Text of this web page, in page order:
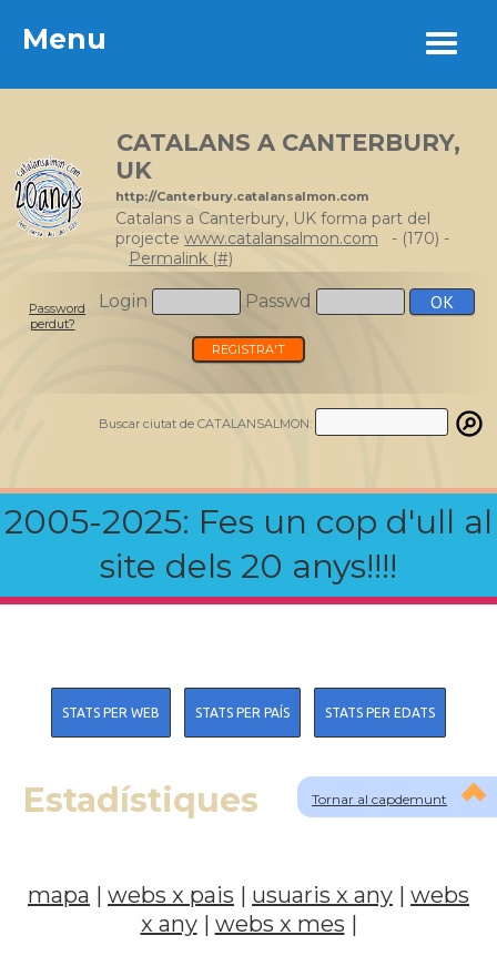
Menu
CATALANS A CANTERBURY,
UK
http://Canterbury.catalansalmon.com
Catalans a Canterbury, UK forma part del
projecte www.catalansalmon.com - (170) -
Permalink (#)
Login Passwd
Password
perdut?
REGISTRA'T
Buscar ciutat de CATALANSALMON:
2005-2025: Fes un cop d'ull al
site dels 20 anys!!!!
Menu
Tornar al capdemunt
STATS PER WEB STATS PER PAÍS STATS PER EDATS
Estadístiques
mapa | webs x pais | usuaris x any | webs
x any| webs x mes |